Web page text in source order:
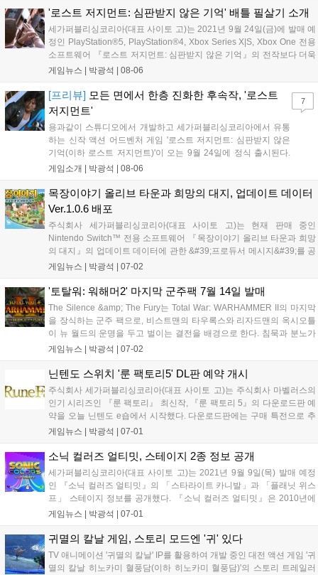
플레이해...
'로스트 저지먼트: 심판받지 않은 기억' 배틀 필살기 소개
세가퍼블리싱코리아(대표 사이토 고)는 2021년 9월 24일(금)에 발매 예
정인 PlayStation®5, PlayStation®4, Xbox Series X|S, Xbox One 전용
소프트웨어 『로스트 저지먼트: 심판받지 않은 기억』의 전작보다 더욱
화려하게 진화한 배틀 필살기를 소개한다. 전작의 「원무」, 「일섬」에
게임뉴스 | 박광석 | 08-06
[프리뷰] 모든 면에서 한층 진화한 후속작, '로스트
저지먼트'
용과같이 스튜디오에서 개발하고 세가퍼블리싱코리아에서 유통
하는 신작 액션 어드벤처 게임 '로스트 저지먼트: 심판받지 않은
기억(이하 로스트 저지먼트)'이 오는 9월 24일에 정식 출시된다.
로스트 저지먼트는 지난 2018년에 출시된 전작 '저지아이즈: 사
큼, 시리즈에 대한 기본적인 배경 정보를...
게임소개 | 박광석 | 08-06
7
목장이야기 올리브 타운과 희망의 대지, 업데이트 데이터
Ver.1.0.6 배포
주식회사 세가퍼블리싱코리아(대표 사이토 고)는 현재 판매 중인
Nintendo Switch™ 전용 소프트웨어 『목장이야기 올리브 타운과 희망
의 대지』의 업데이트 데이터에 관한 &#39;프로듀서 메시지&#39;를 공
개했다. 『목장이야기 올리브 타운과 희망의 대지』 프로듀서 메시지 다
레이해 주...
게임뉴스 | 박광석 | 07-02
'토탈워: 워해머2' 마지막 군주팩 7월 14일 발매
The Silence &amp; The Fury는 Total War: WARHAMMER II의 마지막
을 장식하는 군주 팩으로, 비스트맨의 타우록스와 리자드맨의 옥시오틀
이 뉴 월드의 운명을 두고 벌이는 결전을 배경으로 한다. 침묵과 분노가
격돌했을 때, 최후의 승자는 누가 될 것인가? 살아있는 황동, 분노로 날
게임뉴스 | 박광석 | 07-02
닌텐도 스위치 '룬 팩토리5' DL판 예약 개시
주식회사 세가퍼블리싱코리아(대표 사이토 고)는 주식회사 마벨러스의
인기 시리즈인 『룬 팩토리』 최신작, 『룬 팩토리 5』의 다운로드판 예
약을 오늘 닌텐도 e숍에서 시작했다. 다운로드판에는 구매 특전으로 추
가 콘텐츠 &#39;성스러운 기사와 독서가 수영복 세트 + 신참 대원의 지
룬...
게임뉴스 | 박광석 | 07-01
소닉 컬러즈 얼티밋, 스테이지 2종 정보 공개
세가퍼블리싱코리아(대표 사이토 고)는 2021년 9월 9일(목) 발매 예정
인 『소닉 컬러즈 얼티밋』의 「스타라이트 카니발」과 「플래닛 위스
프」 스테이지 정보를 공개했다. 『소닉 컬러즈 얼티밋』은 2010년에
발매된 초음속 3D 액션 게임 『소닉 컬러즈』가 컬러풀하게 파워 업한
게임뉴스 | 박광석 | 07-01
귀멸의 칼날 게임, 스토리 모드엔 '귀' 있다
TV 애니메이션 '귀멸의 칼날' IP를 활용하여 개발 중인 대전 액션 게임 '귀
멸의 칼날 히노카미 혈풍담(이하 히노카미 혈풍담)'의 스토리 트레일러